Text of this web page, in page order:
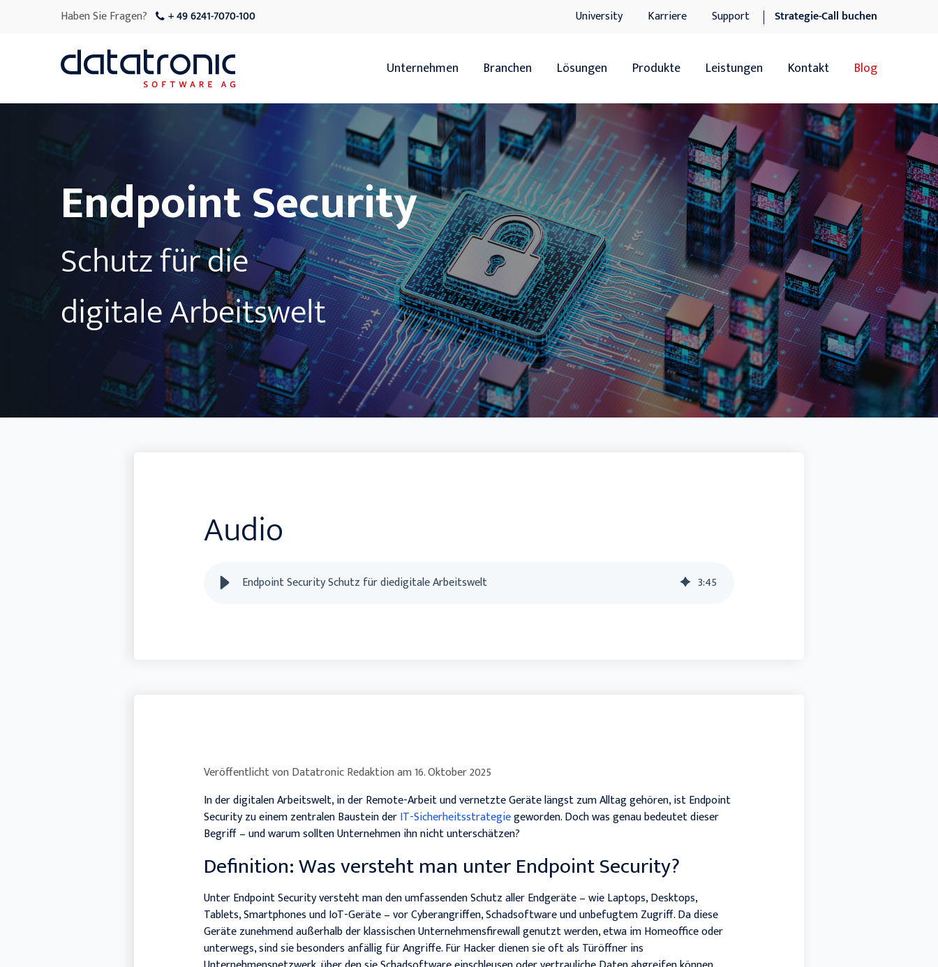
Haben Sie Fragen? + 49 6241-7070-100 University Karriere Support Strategie-Call buchen
Unternehmen Branchen
Übersicht
Handel
Servicedienstleister
Hersteller
Handwerk
Lösungen
Übersicht
ERP
HR
xRM
DMS
IT-Lösungen
Handwerk
Produkte
Übersicht
Sage 100
Sage 100 Add-ons
Sage xRM
DocuWare DMS
DocuWare DMS Add-ons
Docuware connect to Sage 100
SMART BI
Sage HR Suite
Sage 50 Handwerk
Leistungen
Übersicht
Software-Dienstleistungen
IT-Dienstleistungen
Support
Kontakt Blog
Endpoint Security
Schutz für die
digitale Arbeitswelt
Audio
Endpoint Security Schutz für diedigitale Arbeitswelt 3:45
Veröffentlicht vonDatatronic Redaktionam16. Oktober 2025
In der digitalen Arbeitswelt, in der Remote-Arbeit und vernetzte Geräte längst zum Alltag gehören, ist Endpoint
Security zu einem zentralen Baustein derIT-Sicherheitsstrategiegeworden. Doch was genau bedeutet dieser
Begriff – und warum sollten Unternehmen ihn nicht unterschätzen?
Definition: Was versteht man unter Endpoint Security?
Unter Endpoint Security versteht man den umfassenden Schutz aller Endgeräte – wie Laptops, Desktops,
Tablets, Smartphones und IoT-Geräte – vor Cyberangriffen, Schadsoftware und unbefugtem Zugriff. Da diese
Geräte zunehmend außerhalb der klassischen Unternehmensfirewall genutzt werden, etwa im Homeoffice oder
unterwegs, sind sie besonders anfällig für Angriffe. Für Hacker dienen sie oft als Türöffner ins